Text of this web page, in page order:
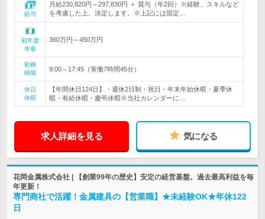
給与
月給230,820円～297,830円 ＋ 賞与（年2回）※経験、スキルなど
を考慮した上、決定します。※上記には固定…
初年度
年収
360万円～450万円
勤務
時間
9:00～17:45（実働7時間45分）
休日
休暇
【年間休日124日】・週休2日制・祝日・年末年始休暇・夏季休
暇・有給休暇・慶弔休暇※当社カレンダーに…
求人詳細を見る 気になる
花岡金属株式会社 | 【創業99年の歴史】安定の経営基盤。過去最高利益を毎
年更新！
専門商社で活躍！金属建具の【営業職】★未経験OK★年休122
日